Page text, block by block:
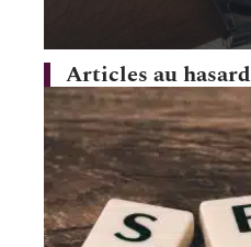
Articles au hasard